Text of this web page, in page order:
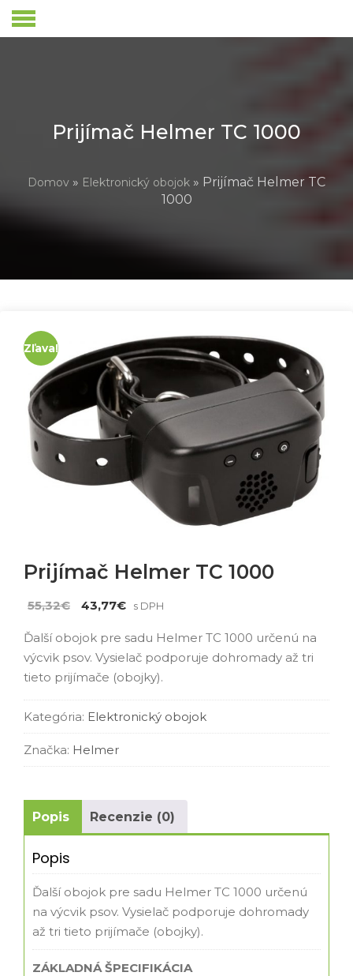
Skip
to
content
Prijímač Helmer TC 1000
Domov » Elektronický obojok » Prijímač Helmer TC
1000
Zľava!
Prijímač Helmer TC 1000
55,32€
Pôvodná
bola:
55,32€.
43,77€ Aktuálna
je:
43,77€.
s DPH
Ďalší obojok pre sadu Helmer TC 1000 určenú na
výcvik psov. Vysielač podporuje dohromady až tri
tieto prijímače (obojky).
Kategória: Elektronický obojok
Značka: Helmer
Popis Recenzie (0)
Popis
Ďalší obojok pre sadu Helmer TC 1000 určenú
na výcvik psov. Vysielač podporuje dohromady
až tri tieto prijímače (obojky).
ZÁKLADNÁ ŠPECIFIKÁCIA